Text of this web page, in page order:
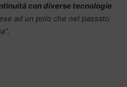
con diverse tecnologie
ad un polo che nel passato